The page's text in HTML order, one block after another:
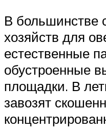
В большинстве
хозяйств для
естественные
обустроенные
площадки. В
завозят